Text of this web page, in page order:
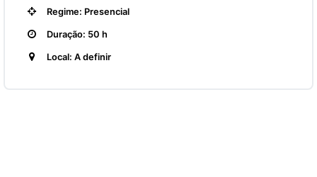
Regime: Presencial
Duração: 50 h
Local: A definir